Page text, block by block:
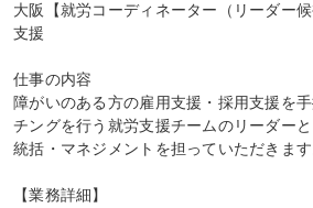
大阪【就労コーディネーター（リーダー
支援
仕事の内容
障がいのある方の雇用支援・採用支援を
チングを行う就労支援チームのリーダー
統括・マネジメントを担っていただきます
【業務詳細】